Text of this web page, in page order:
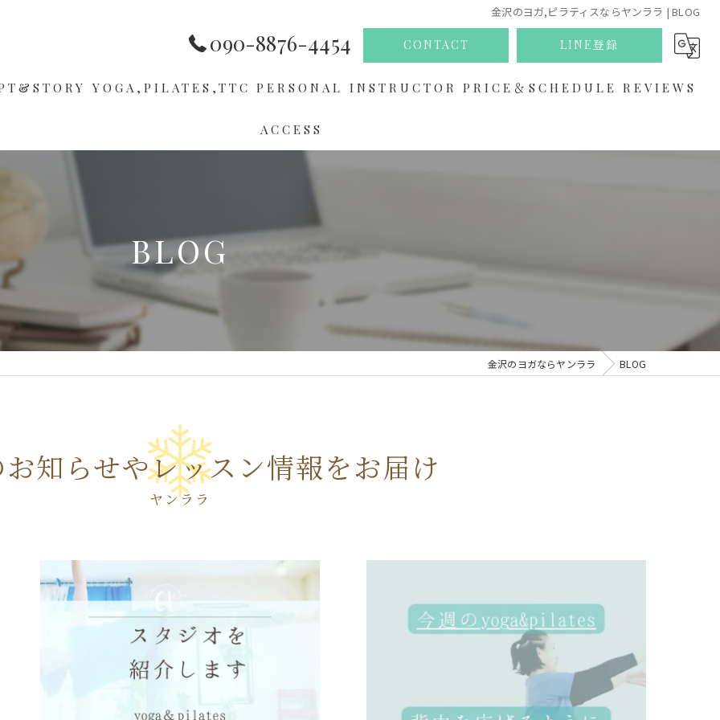
金沢のヨガ,ピラティスならヤンララ | BLOG
090-8876-4454 CONTACT LINE登録
YOGA,PILATES,TTC PERSONAL INSTRUCTOR PRICE＆SCHEDULE REVIEWS
ACCESS
BLOG
金沢のヨガならヤンララ BLOG
知らせやレッスン情報をお届け
ヤンララ